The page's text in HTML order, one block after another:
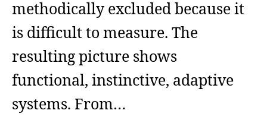
methodically excluded because it
is difficult to measure. The
resulting picture shows
functional, instinctive, adaptive
systems. From…